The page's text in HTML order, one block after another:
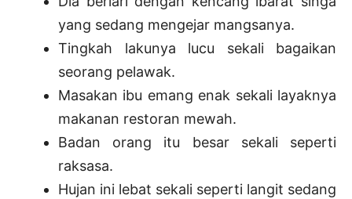
yang sedang mengejar mangsanya.
Tingkah lakunya lucu sekali bagaikan
seorang pelawak.
Masakan ibu emang enak sekali layaknya
makanan restoran mewah.
Badan orang itu besar sekali seperti
raksasa.
Hujan ini lebat sekali seperti langit sedang